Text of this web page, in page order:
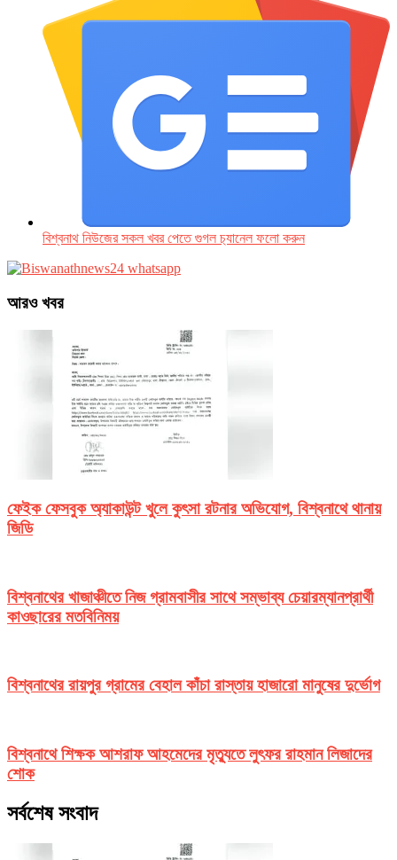
বিশ্বনাথ নিউজের সকল খবর পেতে গুগল চ‌্যানেল ফলো করুন
আরও খবর
ফেইক ফেসবুক অ্যাকাউন্ট খুলে কুৎসা রটনার অভিযোগ, বিশ্বনাথে থানায়
জিডি
বিশ্বনাথের খাজাঞ্চীতে নিজ গ্রামবাসীর সাথে সম্ভাব্য চেয়ারম্যানপ্রার্থী
কাওছারের মতবিনিময়
বিশ্বনাথের রায়পুর গ্রামের বেহাল কাঁচা রাস্তায় হাজারো মানুষের দুর্ভোগ
বিশ্বনাথে শিক্ষক আশরাফ আহমেদের মৃত্যুতে লুৎফর রাহমান লিজাদের
শোক
সর্বশেষ সংবাদ